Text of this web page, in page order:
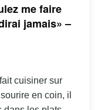
me faire
jamais» –
cuisiner sur
en coin, il